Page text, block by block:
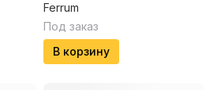
Ferrum
Под заказ
В корзину